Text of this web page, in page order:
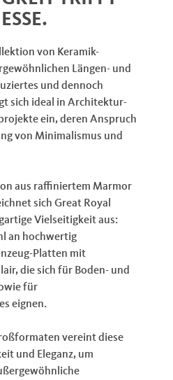
von Keramik-
Längen- und
und dennoch
sich ideal in Architektur-
ein, deren Anspruch
von Minimalismus und
aus raffiniertem Marmor
sich Great Royal
Vielseitigkeit aus:
an hochwertig
Platten mit
die sich für Boden- und
für
eignen.
vereint diese
und Eleganz, um